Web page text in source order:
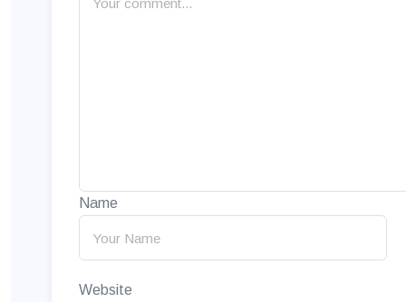
Name
Website